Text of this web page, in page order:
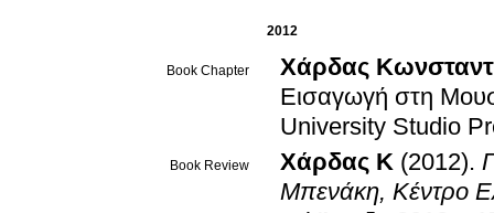
2012
Book Chapter
Χάρδας
Εισαγωγή στη
University Studio
Book Review Χάρδας Κ (2012).
Μπενάκη, Κέντρο